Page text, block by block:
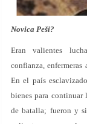
Novica Peši?
Eran valientes
confianza,
En el país
bienes para continuar
de batalla; fueron y